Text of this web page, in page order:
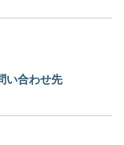
い合わせ先